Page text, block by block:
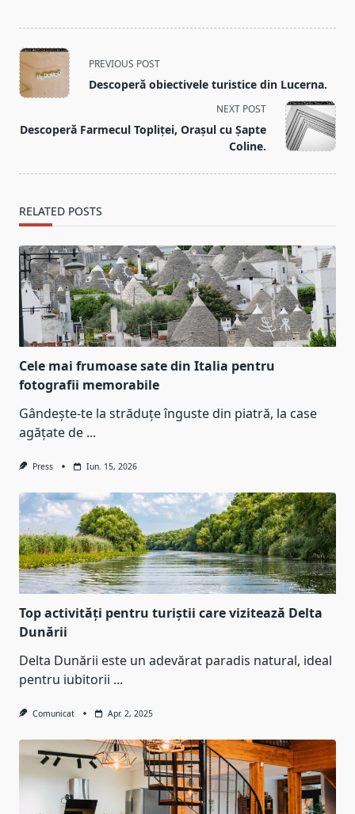
<span
class="nav-
subtitle
reader-
PREVIOUS POST
Descoperă obiectivele turistice din Lucerna.
NEXT POST
Descoperă Farmecul Topliței, Orașul cu Șapte
Coline.
RELATED POSTS
Cele mai frumoase sate din Italia pentru
fotografii memorabile
Gândește-te la străduțe înguste din piatră, la case
agățate de ...
Press Iun. 15, 2026
Top activități pentru turiștii care vizitează Delta
Dunării
Delta Dunării este un adevărat paradis natural, ideal
pentru iubitorii ...
Comunicat Apr. 2, 2025